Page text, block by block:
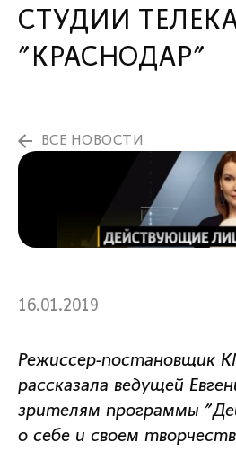
СТУДИИ
"КРАСНОДАР"
ВСЕ НОВОСТИ
16.01.2019
Режиссер-постановщик
рассказала ведущей
зрителям программы
о себе и своем